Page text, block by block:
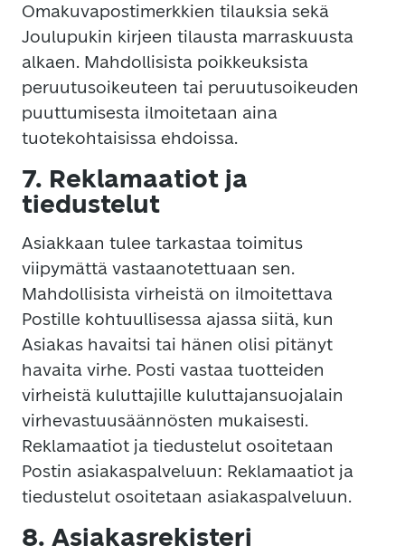
Omakuvapostimerkkien tilauksia sekä
Joulupukin kirjeen tilausta marraskuusta
alkaen. Mahdollisista poikkeuksista
peruutusoikeuteen tai peruutusoikeuden
puuttumisesta ilmoitetaan aina
tuotekohtaisissa ehdoissa.
7. Reklamaatiot ja
tiedustelut
Asiakkaan tulee tarkastaa toimitus
viipymättä vastaanotettuaan sen.
Mahdollisista virheistä on ilmoitettava
Postille kohtuullisessa ajassa siitä, kun
Asiakas havaitsi tai hänen olisi pitänyt
havaita virhe. Posti vastaa tuotteiden
virheistä kuluttajille kuluttajansuojalain
virhevastuusäännösten mukaisesti.
Reklamaatiot ja tiedustelut osoitetaan
Postin asiakaspalveluun: Reklamaatiot ja
tiedustelut osoitetaan asiakaspalveluun.
8. Asiakasrekisteri